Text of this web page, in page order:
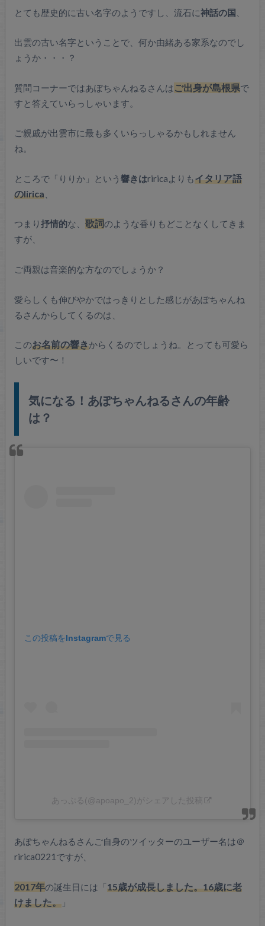
とても歴史的に古い名字のようですし、流石に神話の国
出雲の古い名字ということで、何か由緒ある家系なのでし
ょうか・・・？
質問コーナーではあぽちゃんねるさんはご出身が島根県で
すと答えていらっしゃいます。
ご親戚が出雲市に最も多くいらっしゃるかもしれません
ね。
ところで「りりか」という 響きはriricaよりもイタリア語
のlirica、
つまり 抒情的な、 歌詞のような香りもどことなくしてきま
すが、
ご両親は音楽的な方なのでしょうか？
愛らしくも伸びやかではっきりとした感じがあぽちゃんね
るさんからしてくるのは、
このお名前の響きからくるのでしょうね。とっても可愛ら
しいです〜！
気になる！あぽちゃんねるさんの年齢
は？
この投稿をInstagramで見る
あっぷる(@apoapo_2)がシェアした投稿
あぽちゃんねるさんご自身のツイッターのユーザー名は＠
ririca0221ですが、
2017年の誕生日には「15歳が成長しました。16歳に老
けました。」